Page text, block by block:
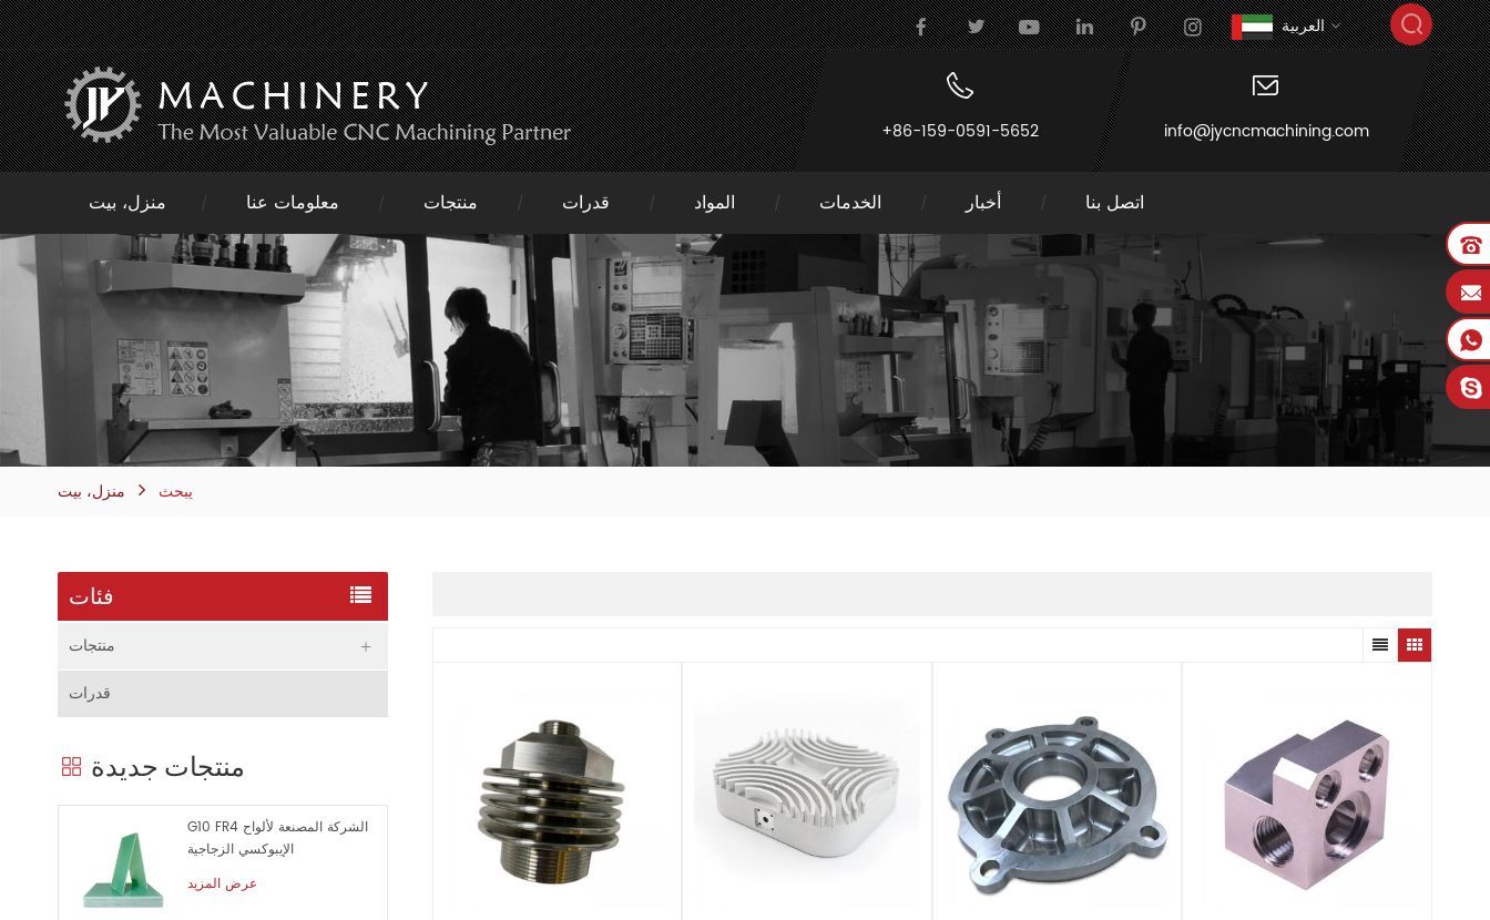
العربية
+86-159-0591-5652 info@jycncmachining.com
منزل، بيت معلومات عنا منتجات قدرات المواد الخدمات أخبار اتصل بنا
منزل، بيت يبحث
فئات
منتجات
قدرات
منتجات جديدة
G10 FR4 الشركة المصنعة لألواح
الإيبوكسي الزجاجية
عرض المزيد